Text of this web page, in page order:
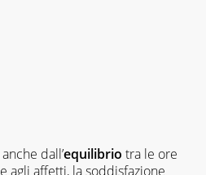
dall’equilibrio tra le ore
agli affetti, la soddisfazione